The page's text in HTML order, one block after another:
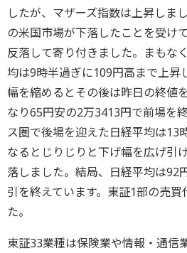
したが、マザーズ指数は上昇しま
の米国市場が下落したことを受け
反落して寄り付きました。まもな
均は9時半過ぎに109円高まで上昇
幅を縮めるとその後は昨日の終値
なり65円安の2万3413円で前場を
ス圏で後場を迎えた日経平均は13
なるとじりじりと下げ幅を広げ引
落しました。結局、日経平均は92
引を終えています。東証1部の売
た。
東証33業種は保険業や情報・通信